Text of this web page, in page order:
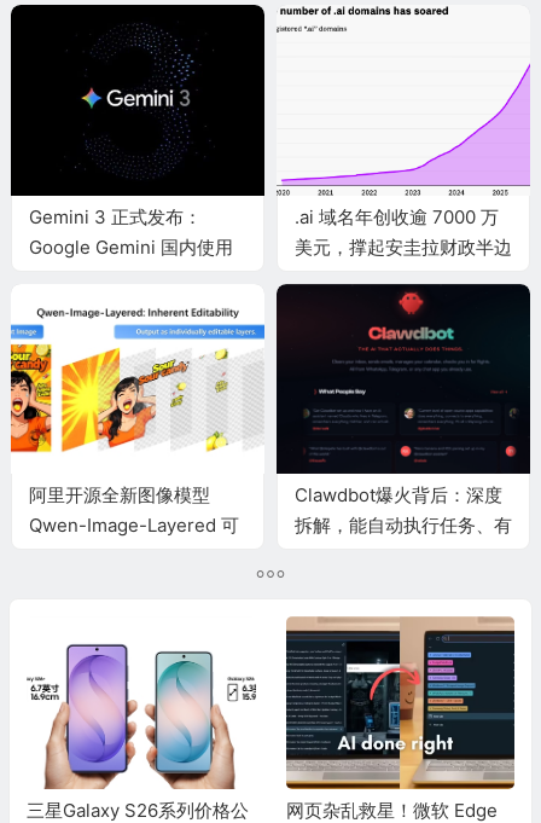
Gemini 3 正式发布：
Google Gemini 国内使用
对比
.ai 域名年创收逾 7000 万
美元，撑起安圭拉财政半边
阿里开源全新图像模型
Qwen-Image-Layered 可
Clawdbot爆火背后：深度
拆解，能自动执行任务、有
三星Galaxy S26系列价格公
网页杂乱救星！微软 Edge